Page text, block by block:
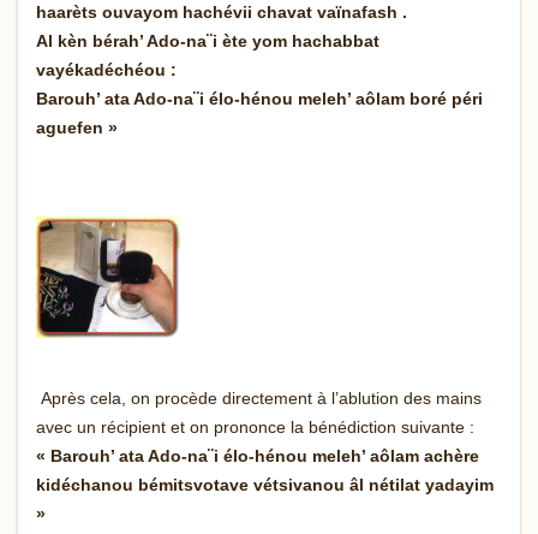
haarèts ouvayom hachévii chavat vaïnafash .
Al kèn bérah’ Ado-na¨i ète yom hachabbat
vayékadéchéou :
Barouh’ ata Ado-na¨i élo-hénou meleh’ aôlam boré péri
aguefen »
Après cela, on procède directement à l’ablution des mains
avec un récipient et on prononce la bénédiction suivante :
« Barouh’ ata Ado-na¨i élo-hénou meleh’ aôlam achère
kidéchanou bémitsvotave vétsivanou âl nétilat yadayim
»